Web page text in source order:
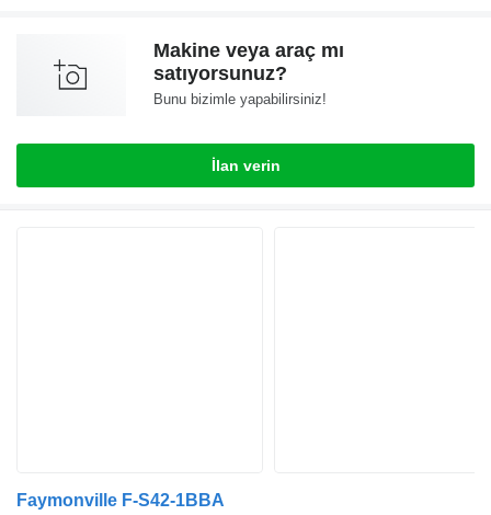
Makine veya araç mı
satıyorsunuz?
Bunu bizimle yapabilirsiniz!
İlan verin
Faymonville F-S42-1BBA